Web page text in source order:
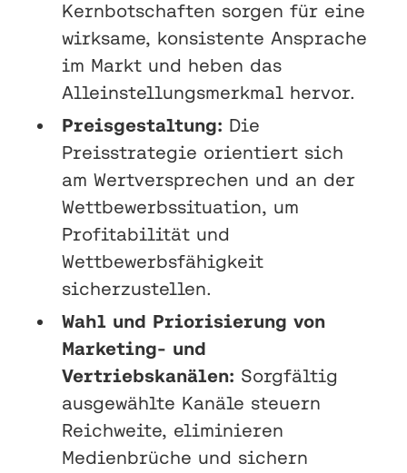
Kernbotschaften sorgen für eine
wirksame, konsistente Ansprache
im Markt und heben das
Alleinstellungsmerkmal hervor.
Preisgestaltung: Die
Preisstrategie orientiert sich
am Wertversprechen und an der
Wettbewerbssituation, um
Profitabilität und
Wettbewerbsfähigkeit
sicherzustellen.
Wahl und Priorisierung von
Marketing- und
Vertriebskanälen: Sorgfältig
ausgewählte Kanäle steuern
Reichweite, eliminieren
Medienbrüche und sichern